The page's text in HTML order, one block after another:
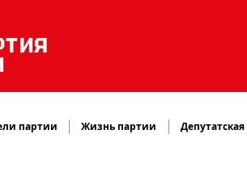
партии Жизнь партии